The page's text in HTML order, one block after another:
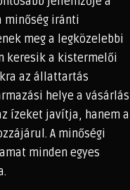
minőség iránti
meg a legközelebbi
keresik a kistermelői
az állattartás
helye a vásárlás
ízeket javítja, hanem a
A minőségi
minden egyes